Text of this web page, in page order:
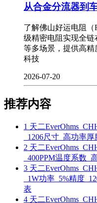
从合金分流器到
了解佛山好运电阻
级精密电阻实现全链
等多场景，提供高
科技
2026-07-20
推荐内容
1 天二
_1206尺寸_高功率
2 天二
_400PPM温度系数
3 天二
_1W功率_5%精度
表
4 天二